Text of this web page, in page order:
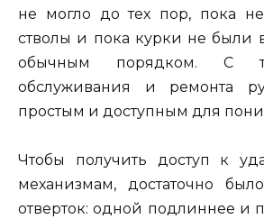
не могло до тех пор, пока
стволы и пока курки не были
обычным порядком. С
обслуживания и ремонта
простым и доступным для
Чтобы получить доступ к
механизмам, достаточно
отверток: одной подлиннее и